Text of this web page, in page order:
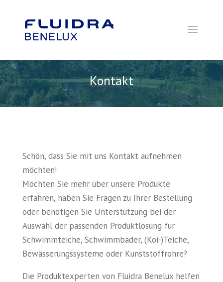
Kontakt
Schön, dass Sie mit uns Kontakt aufnehmen
möchten!
Möchten Sie mehr über unsere Produkte
erfahren, haben Sie Fragen zu Ihrer Bestellung
oder benötigen Sie Unterstützung bei der
Auswahl der passenden Produktlösung für
Schwimmteiche, Schwimmbäder, (Koi-)Teiche,
Bewässerungssysteme oder Kunststoffrohre?
Die Produktexperten von Fluidra Benelux helfen